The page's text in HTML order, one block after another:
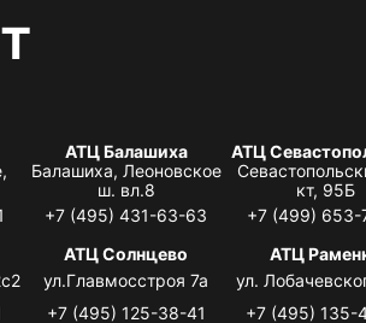
АТЦ Балашиха
Балашиха, Леоновское
ш. вл.8
+7 (495) 431-63-63
АТЦ
кт, 95Б
+7 (499) 653-
АТЦ Солнцево
ул.Главмосстроя 7а
+7 (495) 125-38-41
АТЦ
ул.
+7 (495) 135-